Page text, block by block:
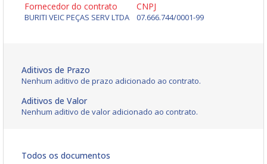
Fornecedor do contrato
BURITI VEIC PEÇAS SERV LTDA
CNPJ
07.666.744/0001-99
Aditivos de Prazo
Nenhum aditivo de prazo adicionado ao contrato.
Aditivos de Valor
Nenhum aditivo de valor adicionado ao contrato.
Todos os documentos